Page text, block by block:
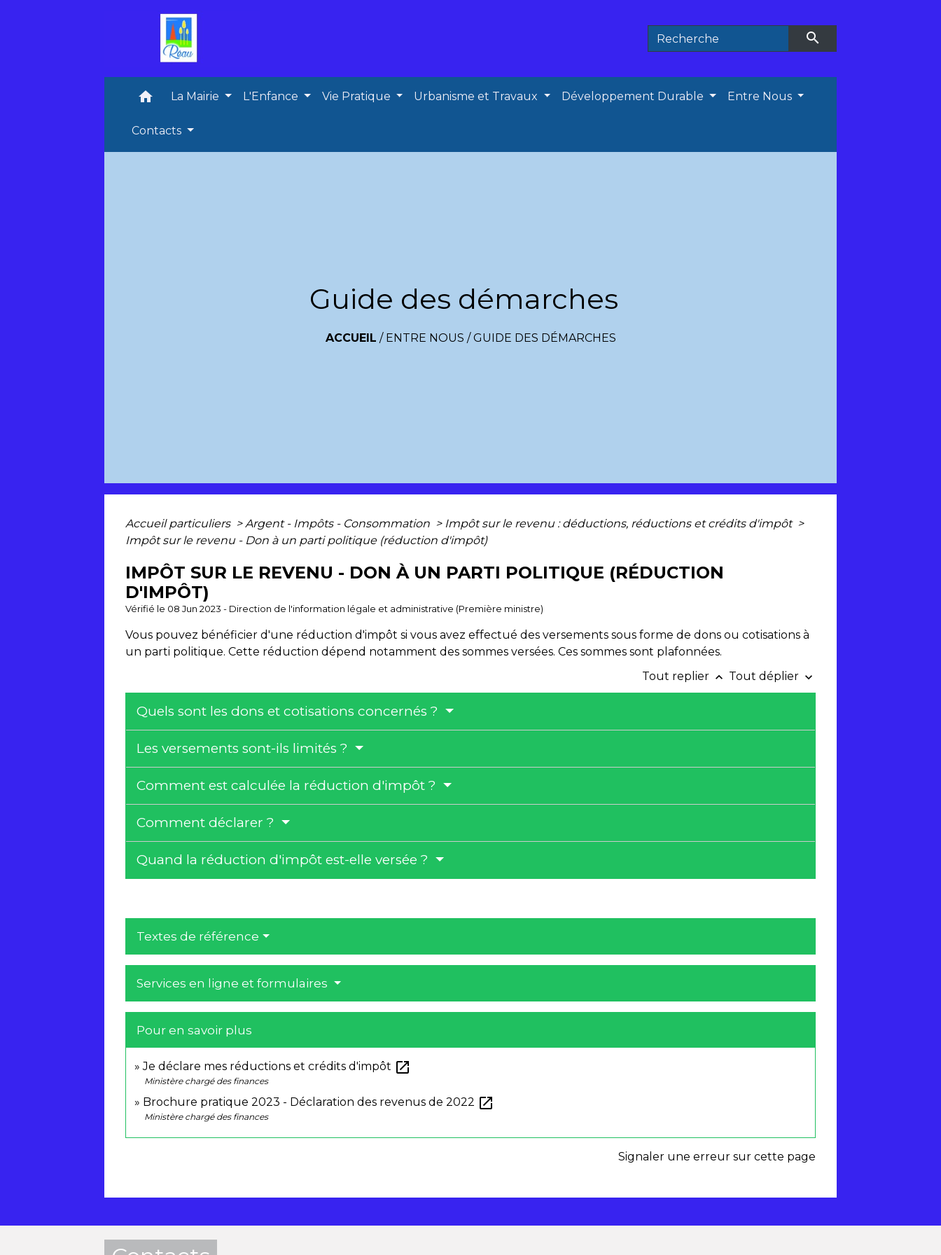
search
home La Mairie L'Enfance Vie Pratique Urbanisme et Travaux Développement Durable Entre Nous
Contacts
Guide des démarches
ACCUEIL / ENTRE NOUS /GUIDE DES DÉMARCHES
Accueil particuliers > Argent - Impôts - Consommation > Impôt sur le revenu : déductions, réductions et crédits d'impôt >
Impôt sur le revenu - Don à un parti politique (réduction d'impôt)
IMPÔT SUR LE REVENU - DON À UN PARTI POLITIQUE (RÉDUCTION
D'IMPÔT)
Vérifié le 08 Jun 2023 - Direction de l'information légale et administrative (Première ministre)
Vous pouvez bénéficier d'une réduction d'impôt si vous avez effectué des versements sous forme de dons ou cotisations à
un parti politique. Cette réduction dépend notamment des sommes versées. Ces sommes sont plafonnées.
Tout replier keyboard_arrow_up Tout déplier keyboard_arrow_down
Quels sont les dons et cotisations concernés ?
Les versements sont-ils limités ?
Comment est calculée la réduction d'impôt ?
Comment déclarer ?
Quand la réduction d'impôt est-elle versée ?
Textes de référence
Services en ligne et formulaires
Pour en savoir plus
Je déclare mes réductions et crédits d'impôt open_in_new
Ministère chargé des finances
Brochure pratique 2023 - Déclaration des revenus de 2022 open_in_new
Ministère chargé des finances
Signaler une erreur sur cette page